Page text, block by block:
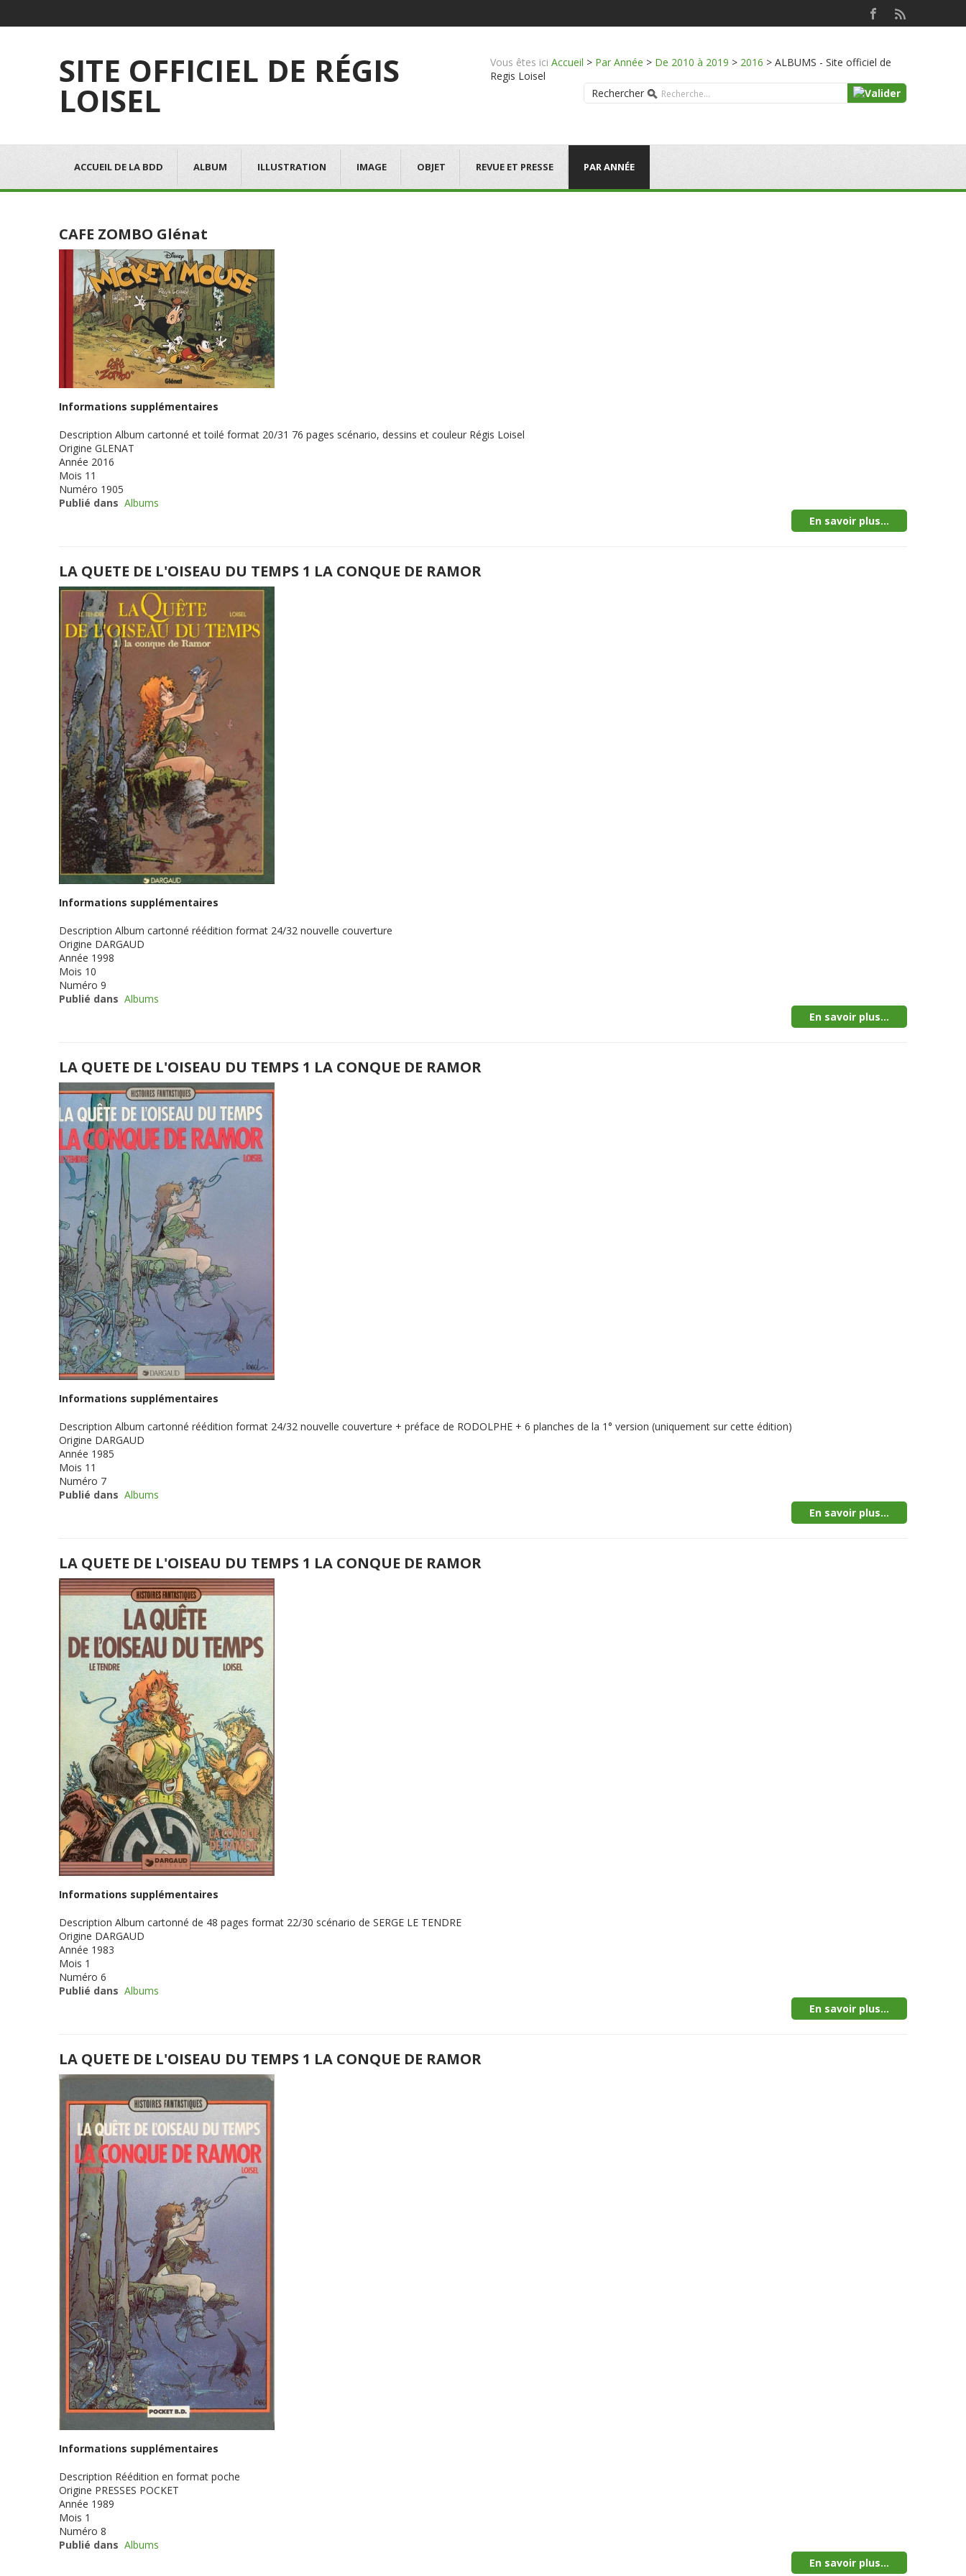
SITE OFFICIEL DE RÉGIS
LOISEL
Vous êtes ici Accueil > Par Année > De 2010 à 2019 > 2016 > ALBUMS - Site officiel de
Regis Loisel
Rechercher
ACCUEIL DE LA BDD ALBUM ILLUSTRATION IMAGE OBJET REVUE ET PRESSE PAR ANNÉE
CAFE ZOMBO Glénat
Informations supplémentaires
Description Album cartonné et toilé format 20/31 76 pages scénario, dessins et couleur Régis Loisel
Origine GLENAT
Année 2016
Mois 11
Numéro 1905
Publié dans Albums
En savoir plus...
LA QUETE DE L'OISEAU DU TEMPS 1 LA CONQUE DE RAMOR
Informations supplémentaires
Description Album cartonné réédition format 24/32 nouvelle couverture
Origine DARGAUD
Année 1998
Mois 10
Numéro 9
Publié dans Albums
En savoir plus...
LA QUETE DE L'OISEAU DU TEMPS 1 LA CONQUE DE RAMOR
Informations supplémentaires
Description Album cartonné réédition format 24/32 nouvelle couverture + préface de RODOLPHE + 6 planches de la 1° version (uniquement sur cette édition)
Origine DARGAUD
Année 1985
Mois 11
Numéro 7
Publié dans Albums
En savoir plus...
LA QUETE DE L'OISEAU DU TEMPS 1 LA CONQUE DE RAMOR
Informations supplémentaires
Description Album cartonné de 48 pages format 22/30 scénario de SERGE LE TENDRE
Origine DARGAUD
Année 1983
Mois 1
Numéro 6
Publié dans Albums
En savoir plus...
LA QUETE DE L'OISEAU DU TEMPS 1 LA CONQUE DE RAMOR
Informations supplémentaires
Description Réédition en format poche
Origine PRESSES POCKET
Année 1989
Mois 1
Numéro 8
Publié dans Albums
En savoir plus...